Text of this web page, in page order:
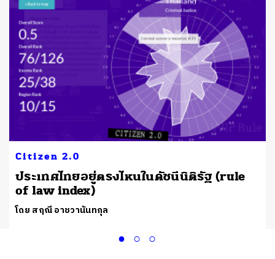
Citizen 2.0
ประเทศไทยอยู่ตรงไหนในดัชนีนิติรัฐ (rule
of law index)
โดย สฤณี อาชวานันทกุล